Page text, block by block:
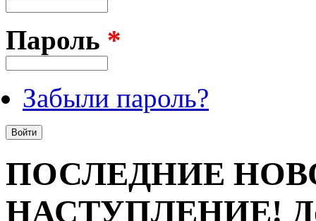
Пароль *
Забыли пароль?
ПОСЛЕДНИЕ
НАСТУПЛЕНИЕ!